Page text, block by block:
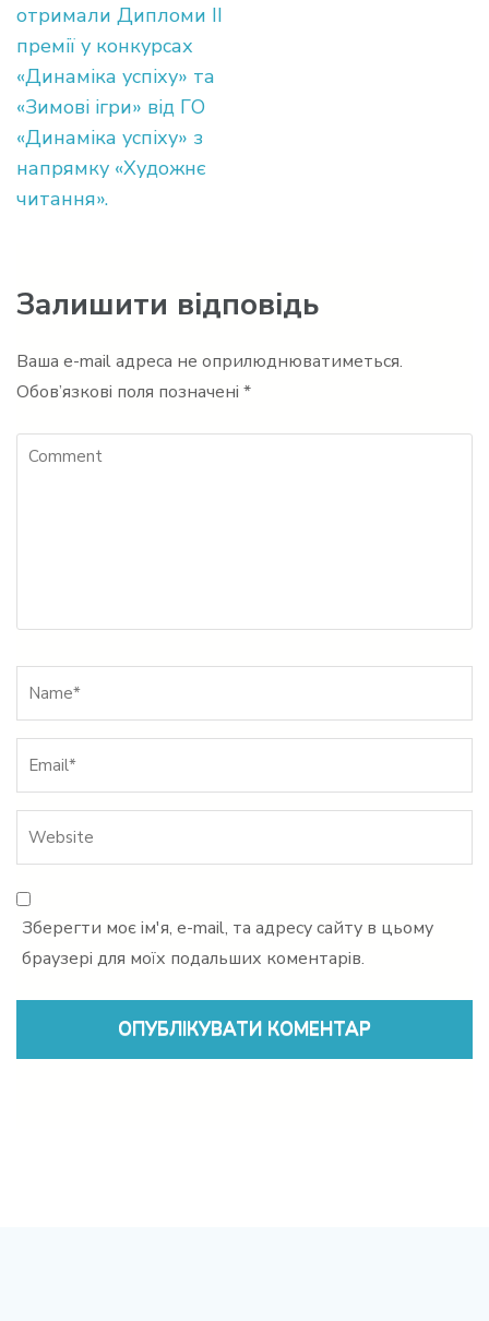
отримали Дипломи ІІ
премії у конкурсах
«Динаміка успіху» та
«Зимові ігри» від ГО
«Динаміка успіху» з
напрямку «Художнє
читання».
Залишити відповідь
Ваша e-mail адреса не оприлюднюватиметься.
Обов’язкові поля позначені *
Comment
Зберегти моє ім'я, e-mail, та адресу сайту в цьому
браузері для моїх подальших коментарів.